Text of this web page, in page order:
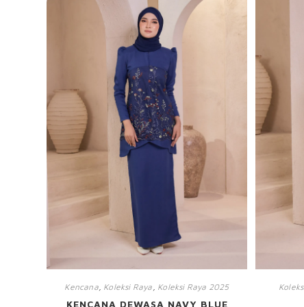
Kencana, Koleksi Raya Koleksi Raya 2025
KENCANA DEWASA NAVY BLUE